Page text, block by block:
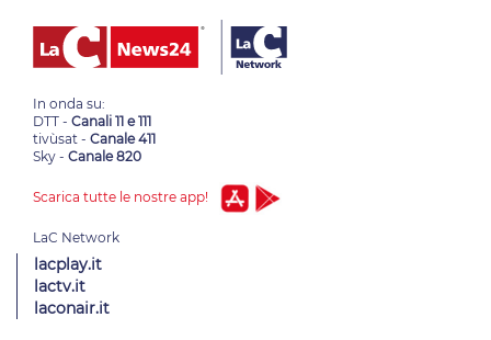
In onda su:
DTT - Canali 11 e 111
tivùsat - Canale 411
Sky - Canale 820
Scarica tutte le nostre app!
lacplay.it
lactv.it
laconair.it